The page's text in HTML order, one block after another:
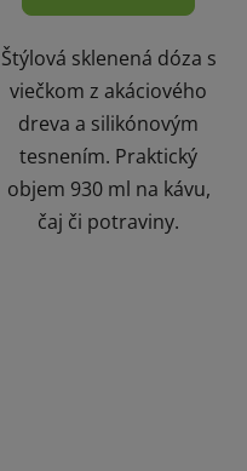
Štýlová sklenená dóza s
viečkom z akáciového
dreva a silikónovým
tesnením. Praktický
objem 930 ml na kávu,
čaj či potraviny.